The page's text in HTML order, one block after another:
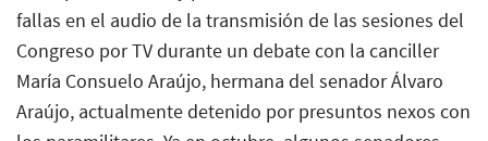
fallas en el audio de la transmisión de las sesiones del
Congreso por TV durante un debate con la canciller
María Consuelo Araújo, hermana del senador Álvaro
Araújo, actualmente detenido por presuntos nexos con